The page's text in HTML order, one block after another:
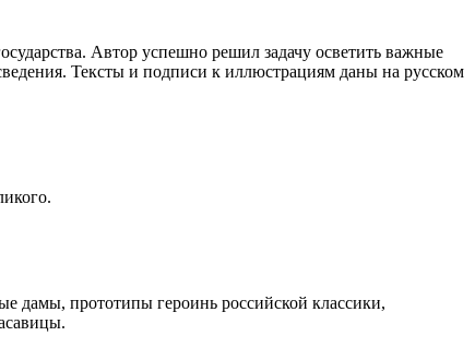
Автор успешно решил задачу осветить важные
Тексты и подписи к иллюстрациям даны на русском
дамы, прототипы героинь российской классики,